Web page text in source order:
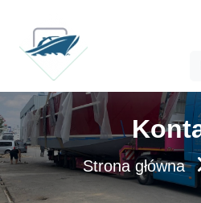
Strona główna